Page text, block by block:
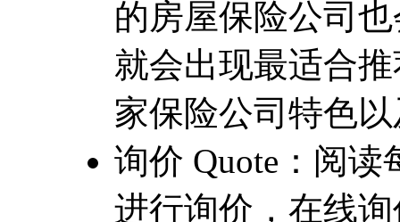
的房屋保险公司
就会出现最适合
家保险公司特色
询价 Quote：阅
进行询价，在线